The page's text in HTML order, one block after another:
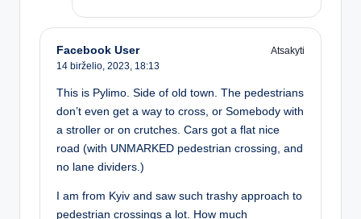
Facebook User
Atsakyti
14 birželio, 2023, 18:13
This is Pylimo. Side of old town. The pedestrians
don’t even get a way to cross, or Somebody with
a stroller or on crutches. Cars got a flat nice
road (with UNMARKED pedestrian crossing, and
no lane dividers.)
I am from Kyiv and saw such trashy approach to
pedestrian crossings a lot. How much